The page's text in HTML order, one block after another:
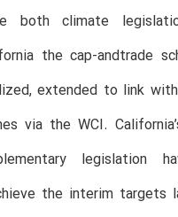
both climate
the cap-andtrade
extended to link with
via the WCI.
legislation
the interim targets